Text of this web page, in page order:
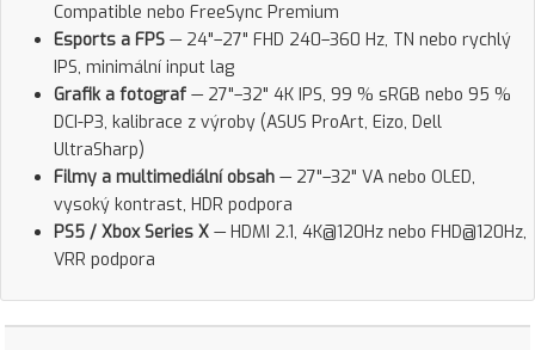
Compatible nebo FreeSync Premium
Esports a FPS — 24"–27" FHD 240–360 Hz, TN nebo rychlý
IPS, minimální input lag
Grafik a fotograf — 27"–32" 4K IPS, 99 % sRGB nebo 95 %
DCI-P3, kalibrace z výroby (ASUS ProArt, Eizo, Dell
UltraSharp)
Filmy a multimediální obsah — 27"–32" VA nebo OLED,
vysoký kontrast, HDR podpora
PS5 / Xbox Series X — HDMI 2.1, 4K@120Hz nebo FHD@120Hz,
VRR podpora